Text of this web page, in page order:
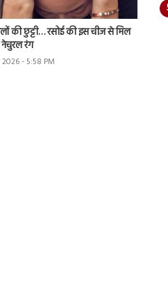
की छुट्टी… रसोई की इस चीज से मिल
रंग
- 5:58 PM